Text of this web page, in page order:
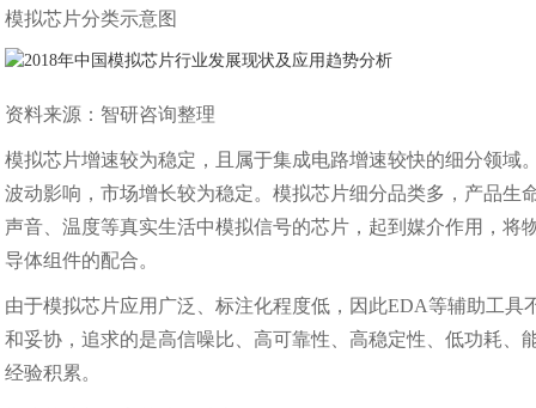
模拟芯片分类示意图
资料来源：智研咨询整理
模拟芯片增速较为稳定，且属于集成电路增速较快的细分领
波动影响，市场增长较为稳定。模拟芯片细分品类多，产品
声音、温度等真实生活中模拟信号的芯片，起到媒介作用，
导体组件的配合。
由于模拟芯片应用广泛、标注化程度低，因此EDA等辅助工
和妥协，追求的是高信噪比、高可靠性、高稳定性、低功耗
经验积累。